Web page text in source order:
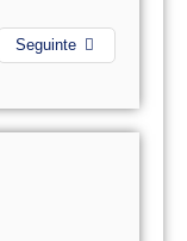
Seguinte